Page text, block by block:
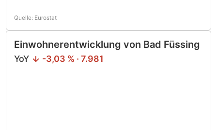
Quelle: Eurostat
Einwohnerentwicklung von Bad Füssing
YoY -3,03 % · 7.981